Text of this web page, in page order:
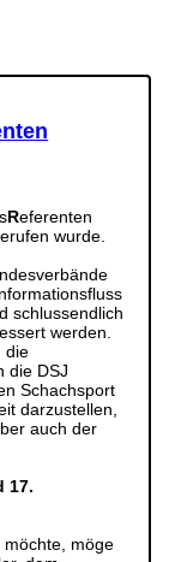
Referenten
wurde.
schlussendlich
werden.
die
die DSJ
Schachsport
darzustellen,
auch der
17.
möge